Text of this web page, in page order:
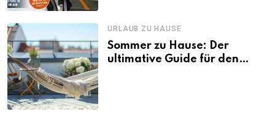
URLAUB ZU HAUSE
Sommer zu Hause: Der
ultimative Guide für den